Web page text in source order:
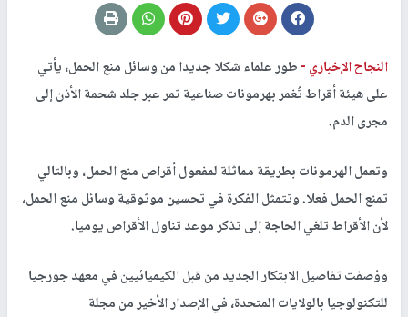
النجاح الإخباري -طور علماء شكلا جديدا من وسائل منع الحمل، يأتي
على هيئة أقراط تُغمر بهرمونات صناعية تمر عبر جلد شحمة الأذن إلى
مجرى الدم.
وتعمل الهرمونات بطريقة مماثلة لمفعول أقراص منع الحمل، وبالتالي
تمنع الحمل فعلا. وتتمثل الفكرة في تحسين موثوقية وسائل منع الحمل،
لأن الأقراط تلغي الحاجة إلى تذكر موعد تناول الأقراص يوميا.
ووُصفت تفاصيل الابتكار الجديد من قبل الكيميائيين في معهد جورجيا
للتكنولوجيا بالولايات المتحدة، في الإصدار الأخير من مجلة